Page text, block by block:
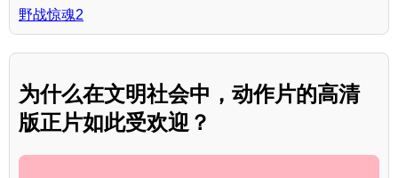
野战惊魂2
为什么在文明社会中，动作片的高清
版正片如此受欢迎？